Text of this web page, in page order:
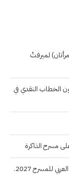
لميرفتْ
الخطاب النقدي في
مسرح الذاكرة
للمسرح 2027.